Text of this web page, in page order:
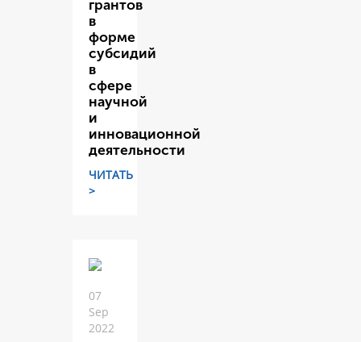
грантов
в
форме
субсидий
в
сфере
научной
и
инновационной
деятельности
ЧИТАТЬ
>
07
Sep
2022